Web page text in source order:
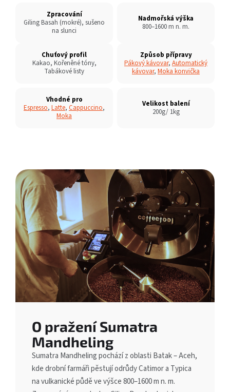
Zpracování
Giling Basah (mokré), sušeno
na slunci
Nadmořská výška
800–1600 m n. m.
Chuťový profil
Kakao, Kořeněné tóny,
Tabákové listy
Způsob přípravy
Pákový kávovar, Automatický
kávovar, Moka konvička
Vhodné pro
Espresso, Latte, Cappuccino,
Moka
Velikost balení
200g/ 1kg
O pražení Sumatra
Mandheling
Sumatra Mandheling pochází z oblasti Batak – Aceh,
kde drobní farmáři pěstují odrůdy Catimor a Typica
na vulkanické půdě ve výšce 800–1600 m n. m.